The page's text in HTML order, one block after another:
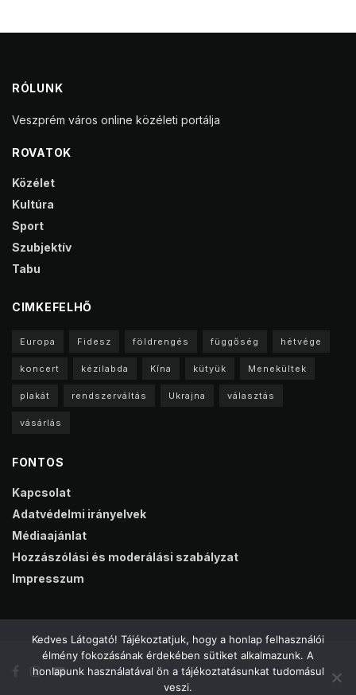
RÓLUNK
Veszprém város online közéleti portálja
ROVATOK
Közélet
Kultúra
Sport
Szubjektív
Tabu
CIMKEFELHŐ
Europa Fidesz földrengés függőség hétvége
koncert kézilabda Kína kütyük Menekültek
plakát rendszerváltás Ukrajna választás
vásárlás
FONTOS
Kapcsolat
Adatvédelmi irányelvek
Médiaajánlat
Hozzászólási és moderálási szabályzat
Impresszum
Kedves Látogató! Tájékoztatjuk, hogy a honlap felhasználói
élmény fokozásának érdekében sütiket alkalmazunk. A
honlapunk használatával ön a tájékoztatásunkat tudomásul
veszi.